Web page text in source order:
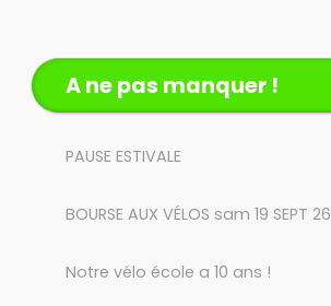
A ne pas manquer !
PAUSE ESTIVALE
BOURSE AUX VÉLOS sam 19 SEPT 26
Notre vélo école a 10 ans !